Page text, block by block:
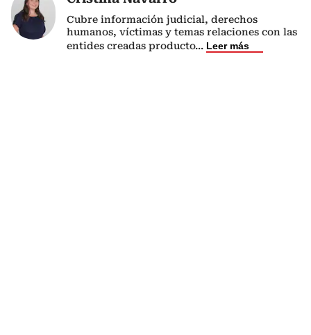
Cubre información judicial, derechos
humanos, víctimas y temas relaciones con las
entides creadas producto... Leer más